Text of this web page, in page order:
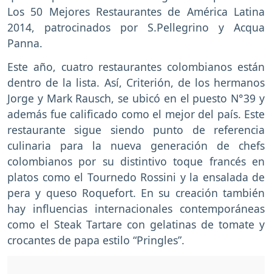
Los 50 Mejores Restaurantes de América Latina
2014, patrocinados por S.Pellegrino y Acqua
Panna.
Este año, cuatro restaurantes colombianos están
dentro de la lista. Así, Criterión, de los hermanos
Jorge y Mark Rausch, se ubicó en el puesto N°39 y
además fue calificado como el mejor del país. Este
restaurante sigue siendo punto de referencia
culinaria para la nueva generación de chefs
colombianos por su distintivo toque francés en
platos como el Tournedo Rossini y la ensalada de
pera y queso Roquefort. En su creación también
hay influencias internacionales contemporáneas
como el Steak Tartare con gelatinas de tomate y
crocantes de papa estilo “Pringles”.